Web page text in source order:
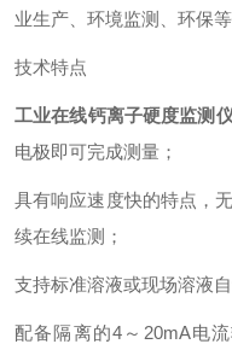
业生产、环境监测、环保等
技术特点
工业在线钙离子硬度监测仪
电极即可完成测量；
具有响应速度快的特点，
续在线监测；
支持标准溶液或现场溶液
配备隔离的4～20mA电